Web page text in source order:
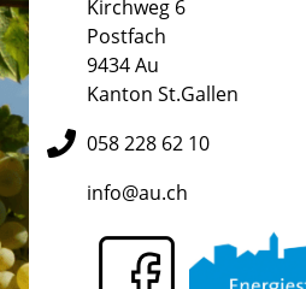
Kirchweg 6
Postfach
9434 Au
Kanton St.Gallen
058 228 62 10
info@au.ch